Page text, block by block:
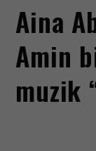
Aina
Amin
muzik